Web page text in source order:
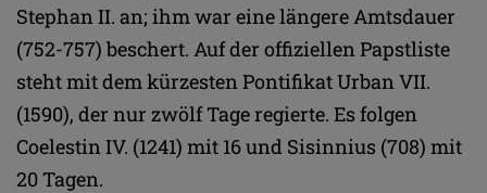
Stephan II. an; ihm war eine längere Amtsdauer
(752-757) beschert. Auf der offiziellen Papstliste
steht mit dem kürzesten Pontifikat Urban VII.
(1590), der nur zwölf Tage regierte. Es folgen
Coelestin IV. (1241) mit 16 und Sisinnius (708) mit
20 Tagen.